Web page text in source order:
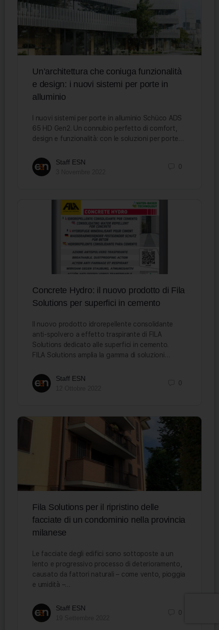
Un’architettura che coniuga funzionalità
e design: i nuovi sistemi per porte in
alluminio
I nuovi sistemi per porte in alluminio Schüco ADS
65 HD Gen2. Un connubio perfetto di comfort,
design e funzionalità: con le soluzioni per porte…
Staff ESN
0
Concrete Hydro: il nuovo prodotto di Fila
Solutions per superfici in cemento
Il nuovo prodotto idrorepellente consolidante
anti-spolvero a effetto traspirante di FILA
Solutions dedicato alle superfici in cemento.
FILA Solutions amplia la gamma di soluzioni…
Staff ESN
0
Fila Solutions per il ripristino delle
facciate di un condominio nella provincia
milanese
Le facciate degli edifici sono sottoposte a un
lento e progressivo processo di deterioramento,
causato da fattori naturali – come vento, pioggia
e umidità –…
Staff ESN
0